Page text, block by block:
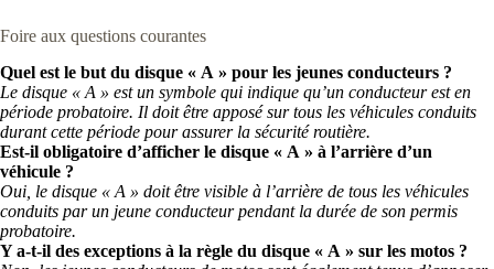
Foire aux questions courantes
Quel est le but du disque « A » pour les jeunes conducteurs ?
Le disque « A » est un symbole qui indique qu’un conducteur est en
période probatoire. Il doit être apposé sur tous les véhicules conduits
durant cette période pour assurer la sécurité routière.
Est-il obligatoire d’afficher le disque « A » à l’arrière d’un
véhicule ?
Oui, le disque « A » doit être visible à l’arrière de tous les véhicules
conduits par un jeune conducteur pendant la durée de son permis
probatoire.
Y a-t-il des exceptions à la règle du disque « A » sur les motos ?